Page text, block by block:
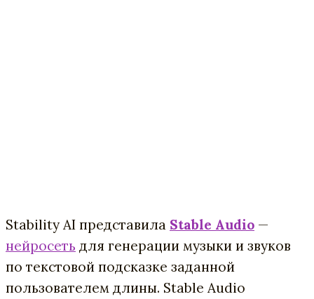
Stability AI представила Stable Audio —
нейросеть для генерации музыки и звуков
по текстовой подсказке заданной
пользователем длины. Stable Audio